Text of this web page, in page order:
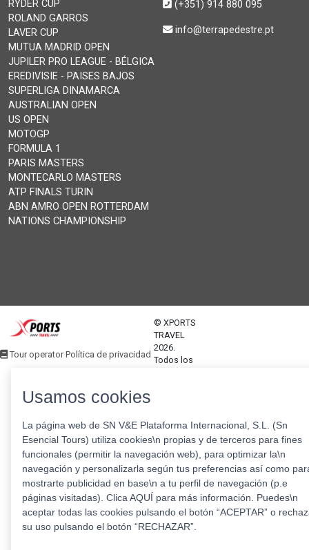
RYDER CUP
ROLAND GARROS
LAVER CUP
MUTUA MADRID OPEN
JUPILER PRO LEAGUE - BÉLGICA
EREDIVISIE - PAISES BAJOS
SUPERLIGA DINAMARCA
AUSTRALIAN OPEN
US OPEN
MOTOGP
FORMULA 1
PARIS MASTERS
MONTECARLO MASTERS
ATP FINALS TURIN
ABN AMRO OPEN ROTTERDAM
NATIONS CHAMPIONSHIP
(+351) 914 880 095
info@terrapedestre.pt
Tour operator Política de privacidad
© XPORTS
TRAVEL
2026.
Todos los
Usamos cookies
La página web de SN V&E Plataforma Internacional, S.L. (Sn
Esencial Tours) utiliza cookies\n propias y de terceros para fines
funcionales (permitir la navegación web), para optimizar la\n
navegación y personalizarla según tus preferencias así como
mostrarte publicidad en base\n a tu perfil de navegación (p.e
páginas visitadas). Clica AQUÍ para más información. Puedes\n
aceptar todas las cookies pulsando el botón “ACEPTAR” o
su uso pulsando el botón “RECHAZAR”.